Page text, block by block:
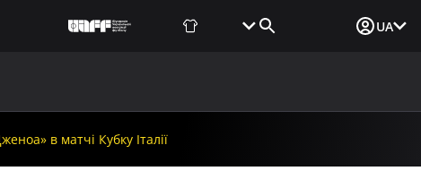
UA
в матчі Кубку Італії